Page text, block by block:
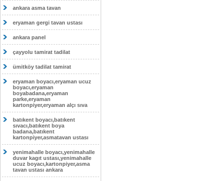
ankara asma tavan
eryaman gergi tavan ustası
ankara panel
çayyolu tamirat tadilat
ümitköy tadilat tamirat
eryaman boyacı,eryaman ucuz
boyacı,eryaman
boyabadana,eryaman
parke,eryaman
kartonpiyer,eryaman alçı sıva
batıkent boyacı,batıkent
sıvacı,batıkent boya
badana,batıkent
kartonpiyer,asmatavan ustası
yenimahalle boyacı,yenimahalle
duvar kagıt ustası,yenimahalle
ucuz boyacı,kartonpiyer,asma
tavan ustası ankara